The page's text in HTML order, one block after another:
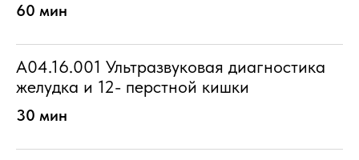
60 мин
A04.16.001 Ультразвуковая диагностика
желудка и 12- перстной кишки
30 мин